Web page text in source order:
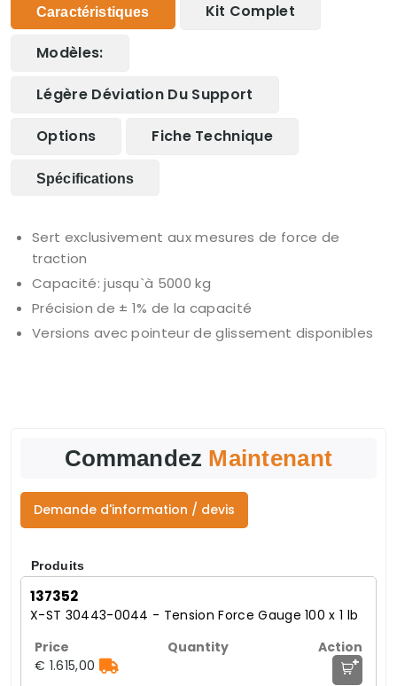
Caractéristiques Kit Complet
Modèles:
Légère Déviation Du Support
Options Fiche Technique
Spécifications
Sert exclusivement aux mesures de force de
traction
Capacité: jusqu`à 5000 kg
Précision de ± 1% de la capacité
Versions avec pointeur de glissement disponibles
Commandez Maintenant
Demande d'information / devis
Produits
137352
X-ST 30443-0044 - Tension Force Gauge 100 x 1 lb
€ 1.615,00 +